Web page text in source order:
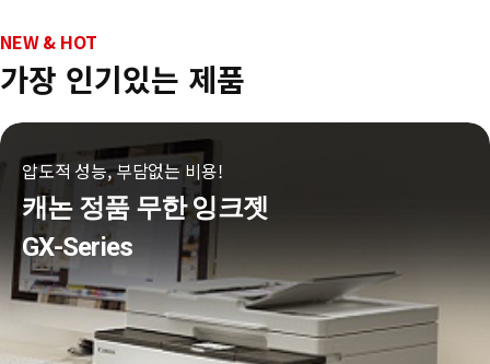
NEW & HOT
가장 인기있는 제품
압도적 성능, 부담없는 비용!
캐논 정품 무한 잉크젯
GX-Series